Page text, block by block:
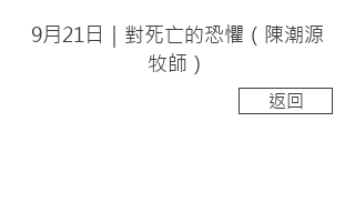
9月21日｜對死亡的恐懼（陳潮源
牧師）
返回